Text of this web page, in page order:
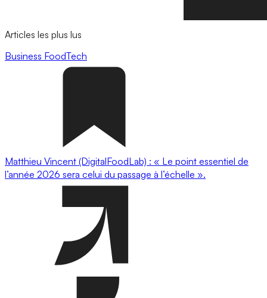
Articles les plus lus
Business FoodTech
Matthieu Vincent (DigitalFoodLab) : « Le point essentiel de
l’année 2026 sera celui du passage à l’échelle ».